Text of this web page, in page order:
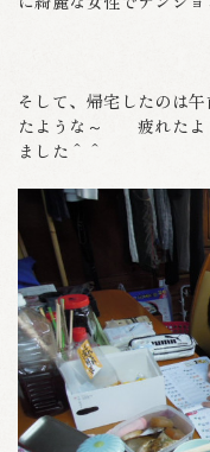
そして、帰宅したの
たような～ 疲れたよ
ました＾＾